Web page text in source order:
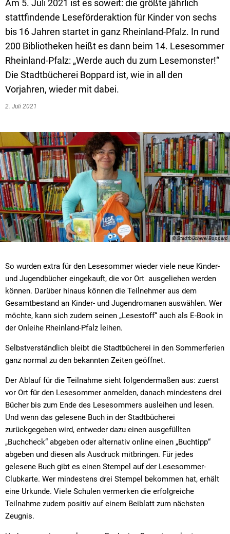
Livestream Sitzungen auf Youtube
Wahlergebnisse
Baugrundstücke
Straßenausbaupläne
Wiederkehrende Straßenausbaubeiträge
Gewerbe-Anmeldung/Ummeldung/
Haushaltsplan
Satzungen und Richtlinien
Schutzhütten
Vereine und
Am 5. Juli 2021 ist es soweit: die größte jährlich
stattfindende Leseförderaktion für Kinder von sechs
bis 16 Jahren startet in ganz Rheinland-Pfalz. In rund
200 Bibliotheken heißt es dann beim 14. Lesesommer
Rheinland-Pfalz: „Werde auch du zum Lesemonster!“
Die Stadtbücherei Boppard ist, wie in all den
Vorjahren, wieder mit dabei.
2. Juli 2021
© Stadtbücherei Boppard
So wurden extra für den Lesesommer wieder viele neue Kinder-
und Jugendbücher eingekauft, die vor Ort ausgeliehen werden
können. Darüber hinaus können die Teilnehmer aus dem
Gesamtbestand an Kinder- und Jugendromanen auswählen. Wer
möchte, kann sich zudem seinen „Lesestoff“ auch als E-Book in
der Onleihe Rheinland-Pfalz leihen.
Selbstverständlich bleibt die Stadtbücherei in den Sommerferien
ganz normal zu den bekannten Zeiten geöffnet.
Der Ablauf für die Teilnahme sieht folgendermaßen aus: zuerst
vor Ort für den Lesesommer anmelden, danach mindestens drei
Bücher bis zum Ende des Lesesommers ausleihen und lesen.
Und wenn das gelesene Buch in der Stadtbücherei
zurückgegeben wird, entweder dazu einen ausgefüllten
„Buchcheck“ abgeben oder alternativ online einen „Buchtipp“
abgeben und diesen als Ausdruck mitbringen. Für jedes
gelesene Buch gibt es einen Stempel auf der Lesesommer-
Clubkarte. Wer mindestens drei Stempel bekommen hat, erhält
eine Urkunde. Viele Schulen vermerken die erfolgreiche
Teilnahme zudem positiv auf einem Beiblatt zum nächsten
Zeugnis.